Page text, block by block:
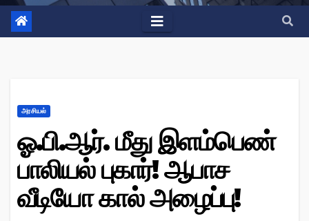
அரசியல்
ஓ.பி.ஆர். மீது இளம்பெண்
பாலியல் புகார்! ஆபாச
வீடியோ கால் அழைப்பு!